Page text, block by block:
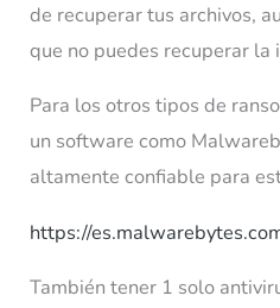
de recuperar tus archivos,
que no puedes recuperar la
Para los otros tipos de
un software como
altamente confiable para
https://
También tener 1 solo